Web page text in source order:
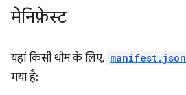
मेनिफ़ेस्ट
यहां किसी थीम के लिए, manifest.json
गया है: